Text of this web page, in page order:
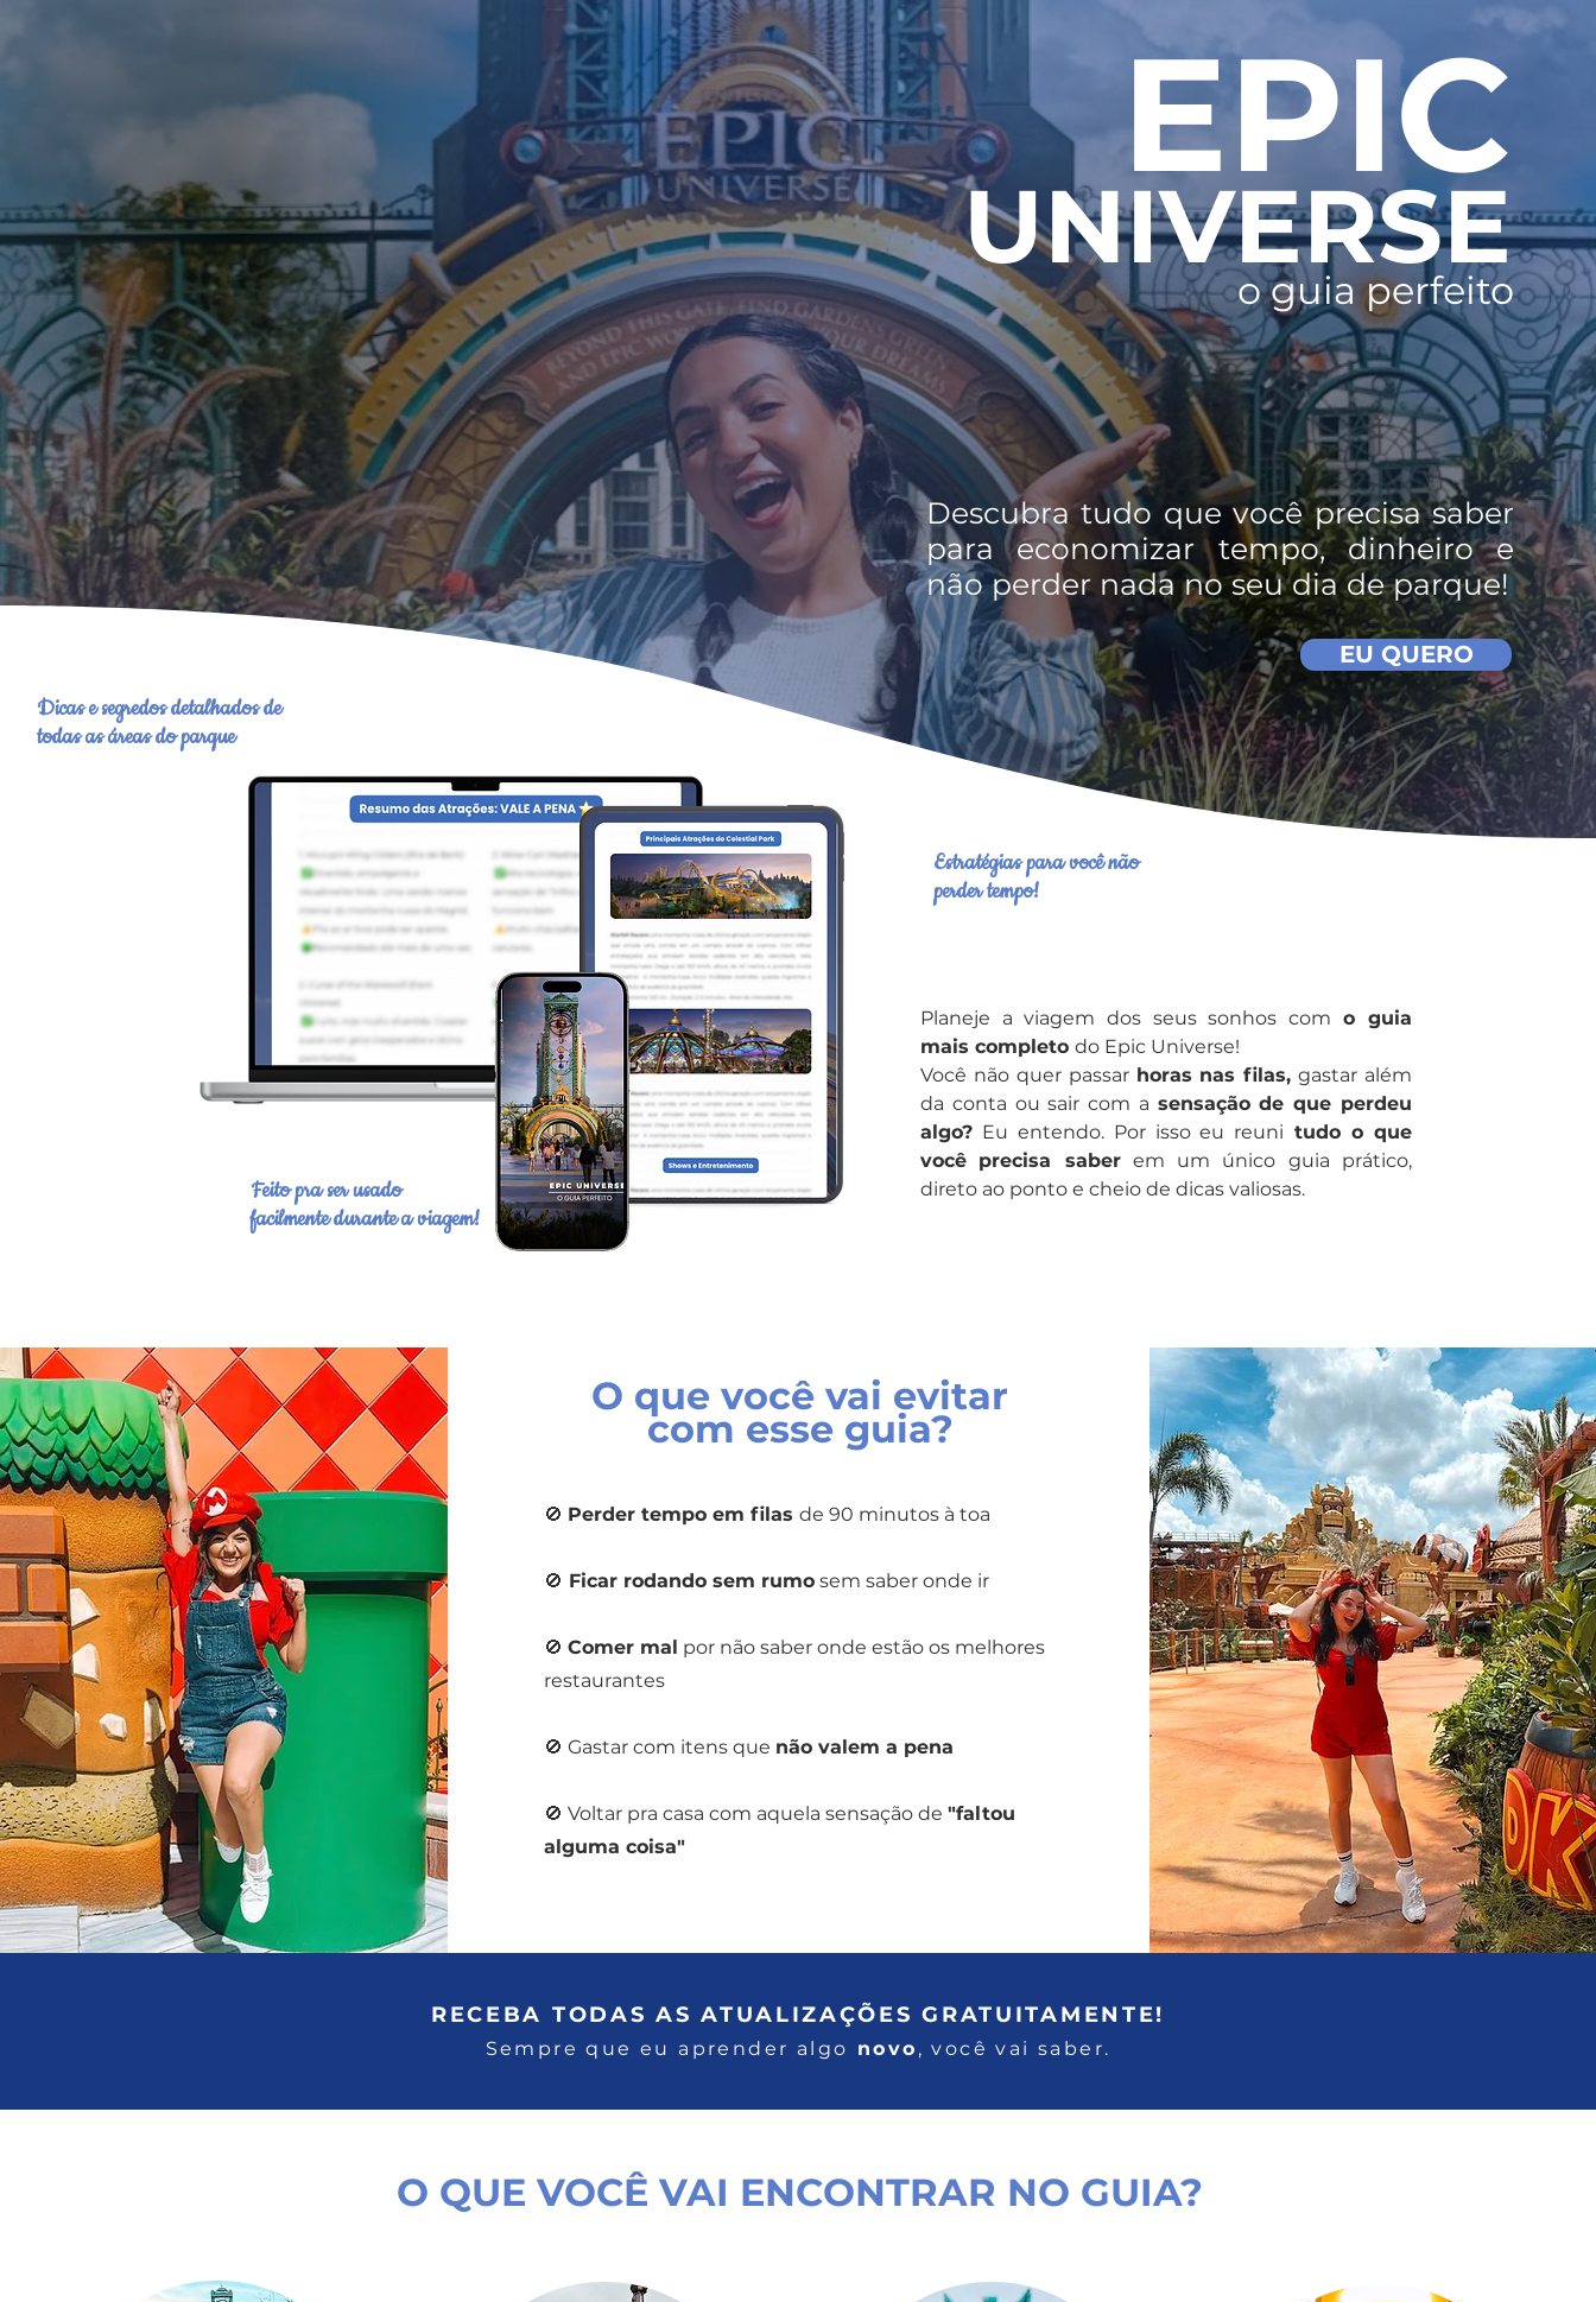
EPIC
UNIVERSE
o guia perfeito
Descubra tudo que você precisa saber
para economizar tempo, dinheiro e
não perder nada no seu dia de parque!
EU QUERO
Dicas e segredos detalhados de
todas as áreas do parque
Planeje a viagem dos seus sonhos com o guia
mais completo do Epic Universe!
Você não quer passar horas nas filas, gastar além
da conta ou sair com a sensação de que perdeu
algo? Eu entendo. Por isso eu reuni tudo o que
você precisa saberem um único guia prático,
direto ao ponto e cheio de dicas valiosas.
Feito pra ser usado
facilmente durante a viagem!
Estratégias para você não
perder tempo!
O que você vai evitar
com esse guia?
🚫 Perder tempo em filasde 90 minutos à toa
🚫 Ficar rodando sem rumo sem saber onde ir
🚫Comer mal por não saber onde estão os melhores
restaurantes
🚫 Gastar com itens que não valem a pena
🚫 Voltar pra casa com aquela sensação de"faltou
alguma coisa"
RECEBA TODAS AS ATUALIZAÇÕES GRATUITAMENTE!
Sempre que eu aprender algo novo , você vai saber.
O QUE VOCÊ VAI ENCONTRAR NO GUIA?